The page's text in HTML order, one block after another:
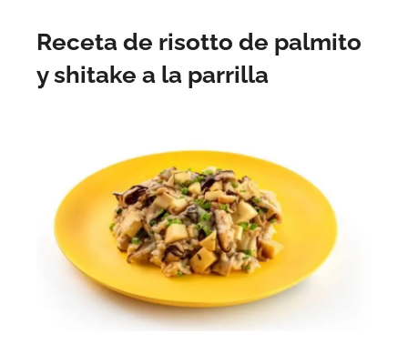
Receta de risotto de palmito
y shitake a la parrilla